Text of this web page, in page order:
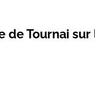
de Tournai